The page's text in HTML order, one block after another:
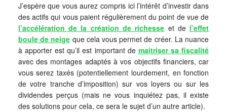
J’espère que vous aurez compris ici l’intérêt d’investir dans
des actifs qui vous paient régulièrement du point de vue de
l’accélération de la création de richesse et de l’effet
boule de neige que cela vous permet de créer. La nuance
à apporter est qu’il est important de maitriser sa fiscalité
avec des montages adaptés à vos objectifs financiers, car
vous serez taxés (potentiellement lourdement, en fonction
de votre tranche d’imposition) sur vos loyers ou sur les
dividendes perçus (mais ne vous inquiétez pas, il existe
des solutions pour cela, ce sera le sujet d’un autre article).